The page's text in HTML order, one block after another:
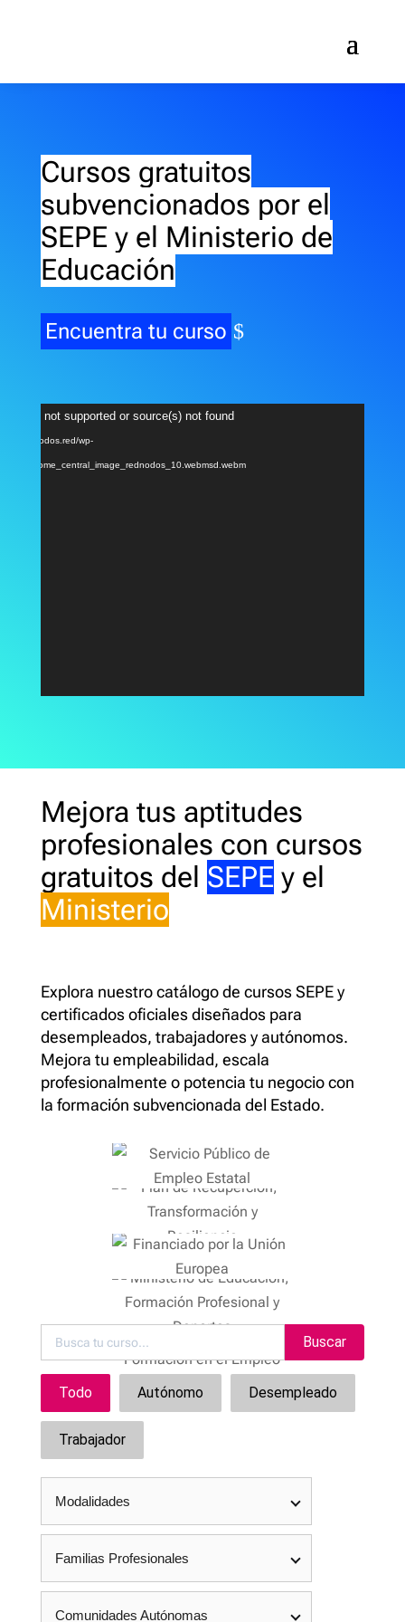
Cursos gratuitos
subvencionados por el
SEPE y el Ministerio de
Educación
Encuentra tu curso
Reproductor
de
vídeo
not supported or source(s) not found
https://nodos.red/wp-
04/home_central_image_rednodos_10.webmsd.webm
Mejora tus aptitudes
profesionales con cursos
gratuitos del SEPE y el
Ministerio
Explora nuestro catálogo de cursos SEPE y
certificados oficiales diseñados para
desempleados, trabajadores y autónomos.
Mejora tu empleabilidad, escala
profesionalmente o potencia tu negocio con
la formación subvencionada del Estado.
Buscar
Todo Autónomo Desempleado
Trabajador
Modalidades
Familias Profesionales
Comunidades Autónomas